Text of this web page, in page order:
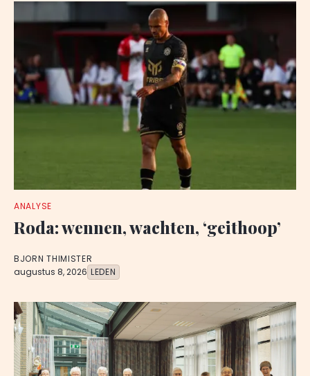
ANALYSE
Roda: wennen, wachten, ‘geithoop’
BJORN THIMISTER
augustus 8, 2026 LEDEN